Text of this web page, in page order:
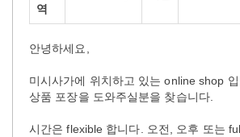
역
안녕하세요,
미시사가에 위치하고 있는 online shop
상품 포장을 도와주실분을 찾습니다.
시간은 flexible 합니다. 오전, 오후 또는